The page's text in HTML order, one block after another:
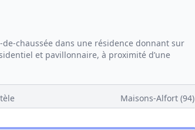
de-chaussée dans une résidence donnant sur
et pavillonnaire, à proximité d’une
Maisons-Alfort (94)